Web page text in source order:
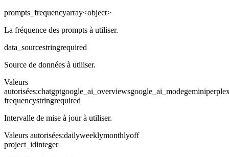
prompts_frequencyarray<object>
La fréquence des prompts à utiliser.
data_sourcestringrequired
Source de données à utiliser.
Valeurs
autorisées:chatgptgoogle_ai_overviewsgoogle_ai_modegemini
frequencystringrequired
Intervalle de mise à jour à utiliser.
Valeurs autorisées:dailyweeklymonthlyoff
project_idinteger